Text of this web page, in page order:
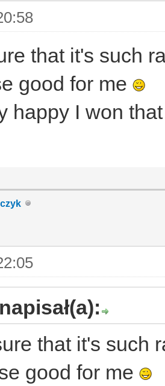
that it's such
good for me
happy I won
that it's such
good for me